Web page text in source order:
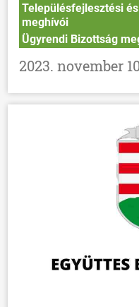
Településfejlesztési
meghívói
Ügyrendi Bizottság
2023. november